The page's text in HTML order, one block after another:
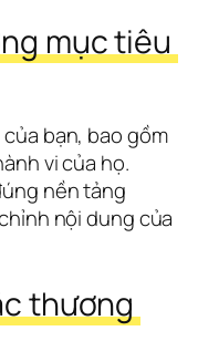
mục tiêu
bạn, bao gồm
vi của họ.
nền tảng
nội dung của
thương